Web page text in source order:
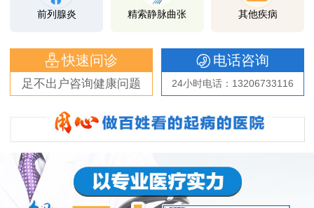
前列腺炎 精索静脉曲张 其他疾病
快速问诊
足不出户咨询健康问题
电话咨询
24小时电话：13206733116